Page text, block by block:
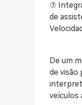
⑦
de
De um
de visão
veículos